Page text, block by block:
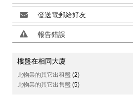
發送電郵給好友
報告錯誤
樓盤在相同大廈
此物業的其它出租盤 (2)
此物業的其它出售盤 (5)